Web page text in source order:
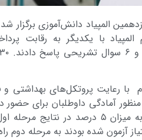
با یکدیگر به رقابت
با رعایت پروتکل‌های بهداشتی و
منظور آمادگی داوطلبان برای
برگزار شده بود. نتایج این آزمون‌های آزمایشی
موفق به کسب حداقل ۱۵ درصد امتیاز آزمون شده بودند